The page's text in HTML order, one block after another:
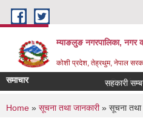
Skip to main content
म्याङलुङ नगरपालिका, नगर
कोशी प्रदेश, तेह्रथुम, नेपाल
कृषि, पर्यटन,
समाचार सहकारी
You are here
Home » सूचना तथा जानकारी» सूचना तथा